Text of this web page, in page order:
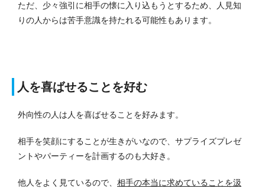
ただ、少々強引に相手の懐に入り込もうとするため、人見知
りの人からは苦手意識を持たれる可能性もあります。
人を喜ばせることを好む
外向性の人は人を喜ばせることを好みます。
相手を笑顔にすることが生きがいなので、サプライズプレゼ
ントやパーティーを計画するのも大好き。
他人をよく見ているので、 相手の本当に求めていることを汲